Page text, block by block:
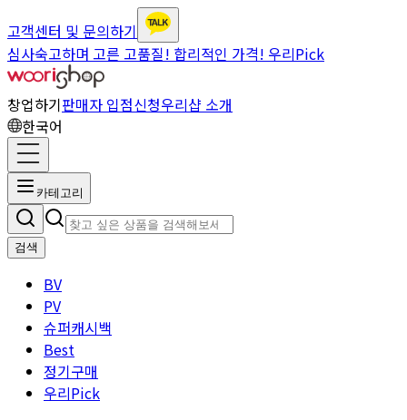
고객센터 및 문의하기
심사숙고하며 고른 고품질! 합리적인 가격! 우리Pick
창업하기판매자 입점신청우리샵 소개
한국어
카테고리
검색
BV
PV
슈퍼캐시백
Best
정기구매
우리Pick